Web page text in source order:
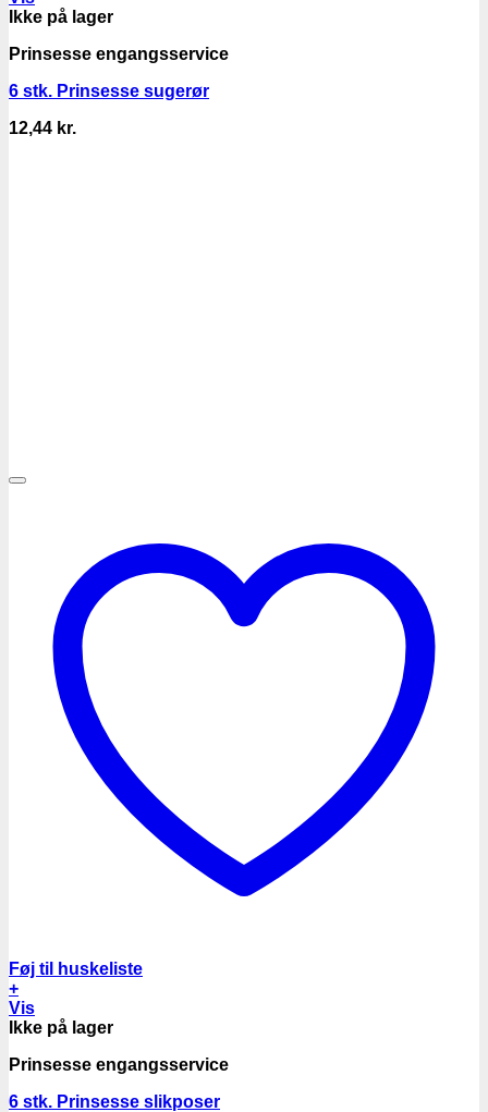
Ikke på lager
Prinsesse engangsservice
6 stk. Prinsesse sugerør
12,44 kr.
Føj til huskeliste
+
Vis
Ikke på lager
Prinsesse engangsservice
6 stk. Prinsesse slikposer